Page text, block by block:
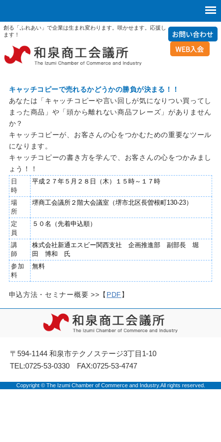
創る「ふれあい」で企業は生まれ変わります。咲かせます。応援し
ます！
キャッチコピーで売れるかどうかの勝負が決まる！！
あなたは「キャッチコピーや言い回しが気になりつい買ってし
まった商品」や「頭から離れない商品フレーズ」がありません
か？
キャッチコピーが、お客さんの心をつかむための重要なツール
になります。
キャッチコピーの書き方を学んで、お客さんの心をつかみまし
ょう！！
日
時
平成２７年５月２８日（木）１５時～１７時
場
所
堺商工会議所２階大会議室（堺市北区長曽根町130-23）
定
員
５０名（先着申込順）
講
師
株式会社新通エスビー関西支社 企画推進部 副部長 堀
田 博和 氏
参加
料
無料
申込方法・セミナー概要 >>【 PDF 】
〒594-1144 和泉市テクノステージ3丁目1-10
TEL:0725-53-0330 FAX:0725-53-4747
Copyright © The Izumi Chamber of Commerce and Industry.All rights reserved.